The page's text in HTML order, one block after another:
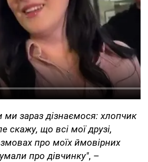
ми зараз дізнаємося: хлопчик
скажу, що всі мої друзі,
про моїх ймовірних
про дівчинку", –